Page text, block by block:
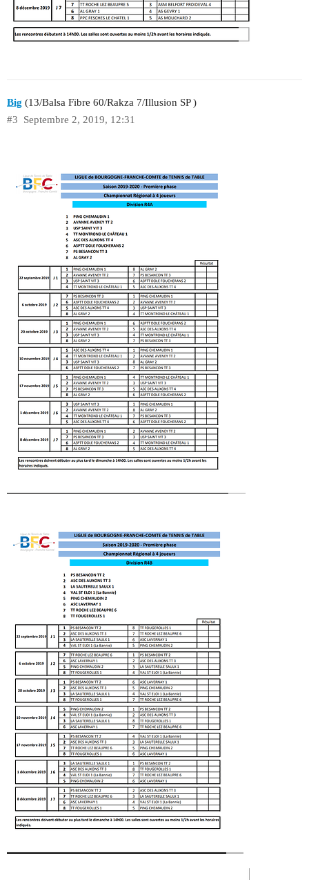
Big (13/Balsa Fibre 60/Rakza 7/Illusion SP )
Septembre 2, 2019, 12:31
#3